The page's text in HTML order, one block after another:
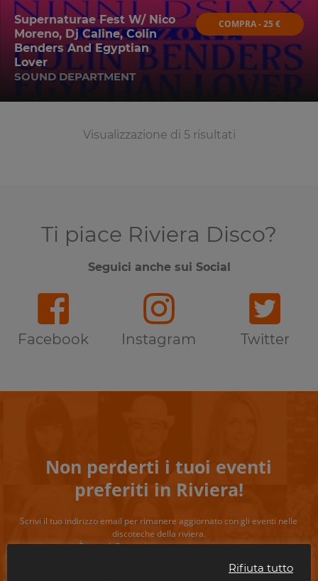
Supernaturae Fest W/ Nico
Moreno, Dj Caline, Colin
Benders And Egyptian
Lover
SOUND DEPARTMENT
COMPRA - 25 €
Visualizzazione di 5 risultati
Ti piace Riviera Disco?
Seguici anche sui Social
Facebook Instagram Twitter
Non perderti i tuoi eventi
preferiti in Riviera!
Scrivi il tuo indirizzo email per rimanere aggiornato con gli eventi nelle
discoteche della riviera.
È gratis!. E puoi disiscriverti quando vuoi.
Rifiuta tutto